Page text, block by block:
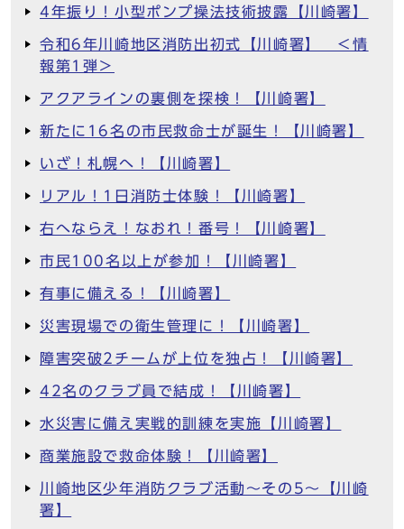
4年振り！小型ポンプ操法技術披露【川崎署】
令和6年川崎地区消防出初式【川崎署】 ＜情
報第1弾＞
アクアラインの裏側を探検！【川崎署】
新たに16名の市民救命士が誕生！【川崎署】
いざ！札幌へ！【川崎署】
リアル！1日消防士体験！【川崎署】
右へならえ！なおれ！番号！【川崎署】
市民100名以上が参加！【川崎署】
有事に備える！【川崎署】
災害現場での衛生管理に！【川崎署】
障害突破2チームが上位を独占！【川崎署】
42名のクラブ員で結成！【川崎署】
水災害に備え実戦的訓練を実施【川崎署】
商業施設で救命体験！【川崎署】
川崎地区少年消防クラブ活動～その5～【川崎
署】